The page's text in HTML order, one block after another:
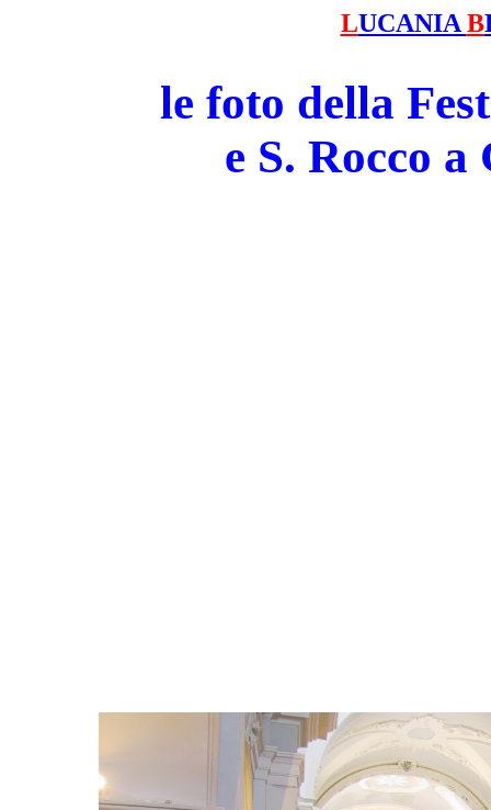
LUCANIA B
le foto della
e S. Rocco